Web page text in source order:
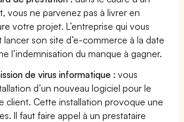
vous ne parvenez pas à livrer en
votre projet. L’entreprise qui vous
son site d’e-commerce à la date
l’indemnisation du manque à gagner.
de virus informatique : vous
d’un nouveau logiciel pour le
client. Cette installation provoque une
Il faut faire appel à un prestataire